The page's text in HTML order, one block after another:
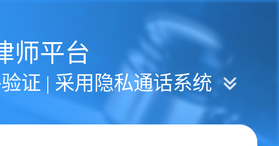
师平台
证 | 采用隐私通话系统